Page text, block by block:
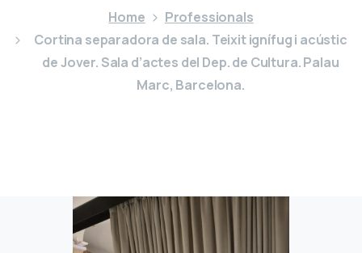
Home
Professionals
Cortina separadora de sala. Teixit ignífug i acústic
de Jover. Sala d’actes del Dep. de Cultura. Palau
Marc, Barcelona.